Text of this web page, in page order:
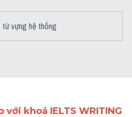
vựng hệ thống
khoá IELTS WRITING